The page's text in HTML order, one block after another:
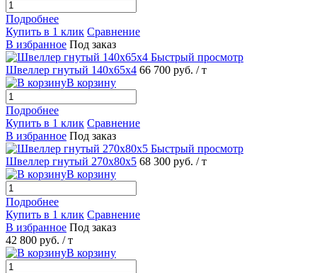
Подробнее
Купить в 1 клик Сравнение
В избранное Под заказ
Быстрый просмотр
Швеллер гнутый 140х65х4 66 700 руб. / т
В корзину
Подробнее
Купить в 1 клик Сравнение
В избранное Под заказ
Быстрый просмотр
Швеллер гнутый 270х80х5 68 300 руб. / т
В корзину
Подробнее
Купить в 1 клик Сравнение
В избранное Под заказ
42 800 руб. / т
В корзину